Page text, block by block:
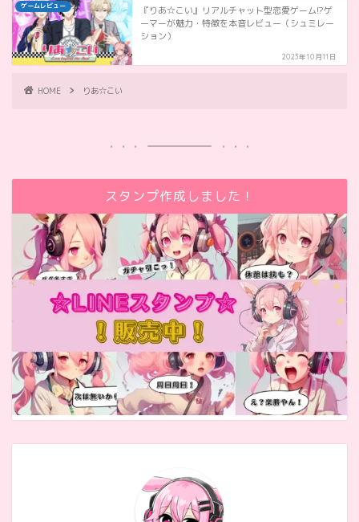
ゲームレビュー
『りあ☆こい』リアルチャット型恋愛ゲーム!?ゲ
ーマーが魅力・特徴を本音レビュー（シュミレー
ション）
2023年10月11日
HOME りあ☆こい
スタンプ作成しました！